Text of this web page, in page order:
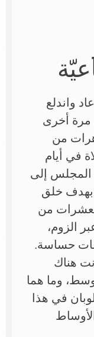
واندلع
مرة أخرى
من
في أيام
المجلس إلى
بهدف خلق
من
الزوم،
حساسة.
هناك
وما هما
في هذا